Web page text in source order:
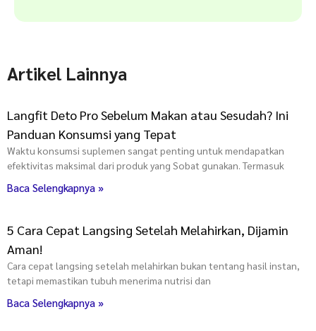
Artikel Lainnya
Langfit Deto Pro Sebelum Makan atau Sesudah? Ini
Panduan Konsumsi yang Tepat
Waktu konsumsi suplemen sangat penting untuk mendapatkan
efektivitas maksimal dari produk yang Sobat gunakan. Termasuk
Baca Selengkapnya »
5 Cara Cepat Langsing Setelah Melahirkan, Dijamin
Aman!
Cara cepat langsing setelah melahirkan bukan tentang hasil instan,
tetapi memastikan tubuh menerima nutrisi dan
Baca Selengkapnya »